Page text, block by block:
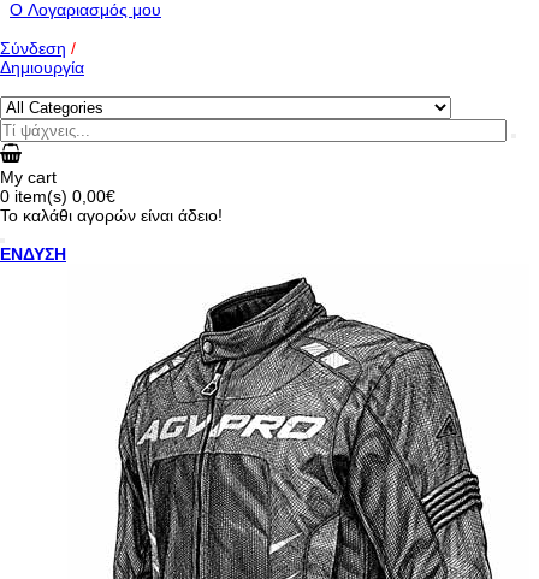
O Λογαριασμός μου
Σύνδεση /
Δημιουργία
My cart
0 item(s) 0,00€
Το καλάθι αγορών είναι άδειο!
ΕΝΔΥΣΗ